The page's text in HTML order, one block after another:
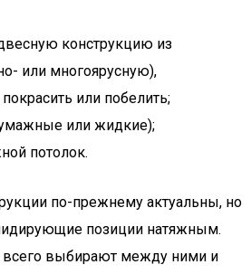
конструкцию из
или многоярусную),
или побелить;
или жидкие);
потолок.
по-прежнему актуальны, но
позиции натяжным.
всего выбирают между ними и